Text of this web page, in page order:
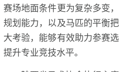
赛场地面条件更为复杂多变
规划能力，以及马匹的平衡
大考验，能够有效助力参赛
提升专业竞技水平。